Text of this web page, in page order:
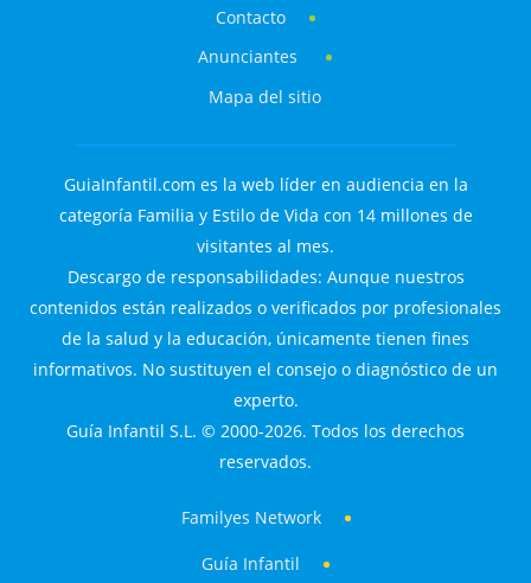
Contacto
Anunciantes
Mapa del sitio
GuiaInfantil.com es la web líder en audiencia en la
categoría Familia y Estilo de Vida con 14 millones de
visitantes al mes.
Descargo de responsabilidades: Aunque nuestros
contenidos están realizados o verificados por profesionales
de la salud y la educación, únicamente tienen fines
informativos. No sustituyen el consejo o diagnóstico de un
experto.
Guía Infantil S.L. © 2000-2026. Todos los derechos
reservados.
Familyes Network
Guía Infantil